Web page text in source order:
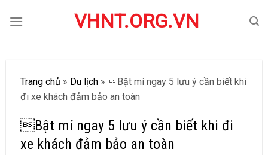
VHNT.ORG.VN
Trang chủ » Du lịch» Bật mí ngay 5 lưu ý cần biết khi
đi xe khách đảm bảo an toàn
Bật mí ngay 5 lưu ý cần biết khi đi
xe khách đảm bảo an toàn